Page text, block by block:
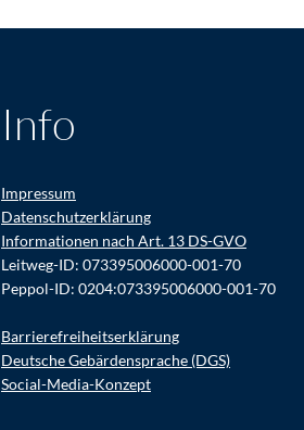
Info
Impressum
Datenschutzerklärung
Informationen nach Art. 13 DS-GVO
Leitweg-ID: 073395006000-001-70
Peppol-ID: 0204:073395006000-001-70
Barrierefreiheitserklärung
Deutsche Gebärdensprache (DGS)
Social-Media-Konzept